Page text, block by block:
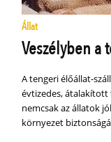
Állat
Veszélyben a
A tengeri élőállat-
évtizedes, átalakított
nemcsak az állatok
környezet